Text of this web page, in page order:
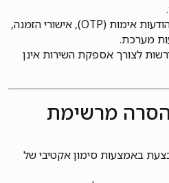
הודעות שירות ותפעול, לרבות הודעות אימות (OTP), אישורי הזמנה,
מערכת.
לצורך אספקת השירות אינן
מרשימת
באמצעות סימון אקטיבי של